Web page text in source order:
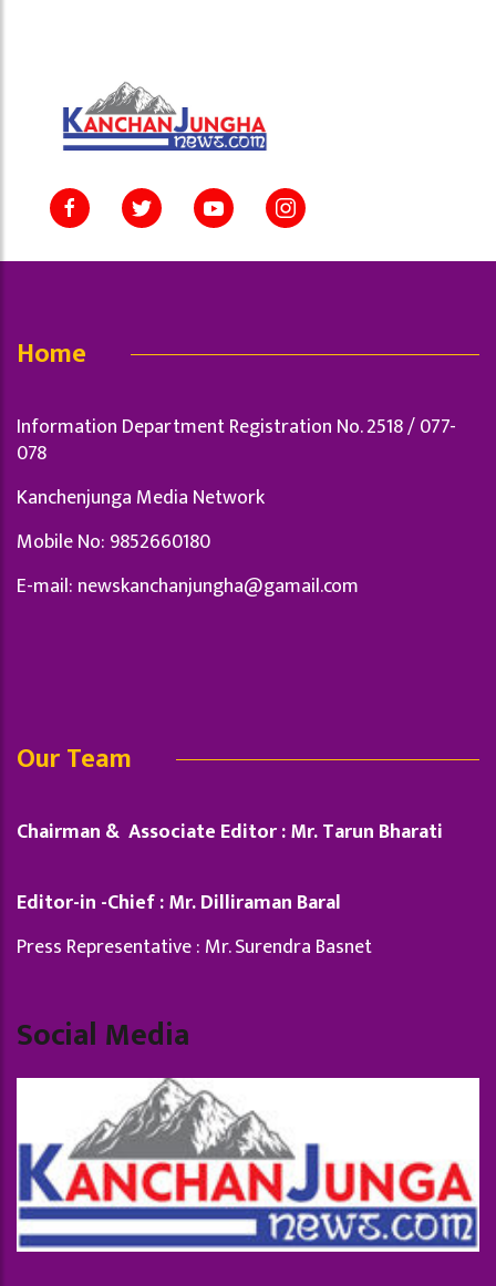
Home
Information Department Registration No. 2518 / 077-
078
Kanchenjunga Media Network
Mobile No: 9852660180
E-mail: newskanchanjungha@gamail.com
Our Team
Chairman & Associate Editor : Mr. Tarun Bharati
Editor-in -Chief : Mr. Dilliraman Baral
Press Representative : Mr. Surendra Basnet
Social Media